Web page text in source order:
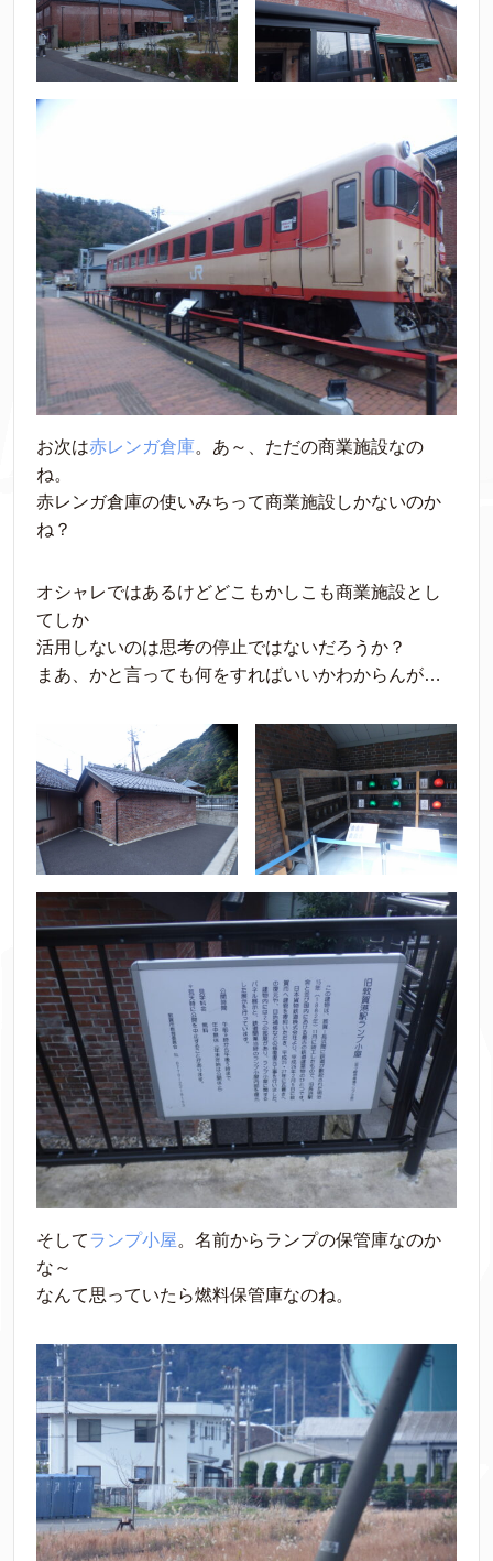
お次は赤レンガ倉庫。あ～、ただの商業施設なの
ね。
赤レンガ倉庫の使いみちって商業施設しかないのか
ね？
オシャレではあるけどどこもかしこも商業施設とし
てしか
活用しないのは思考の停止ではないだろうか？
まあ、かと言っても何をすればいいかわからんが…
そしてランプ小屋。名前からランプの保管庫なのか
な～
なんて思っていたら燃料保管庫なのね。